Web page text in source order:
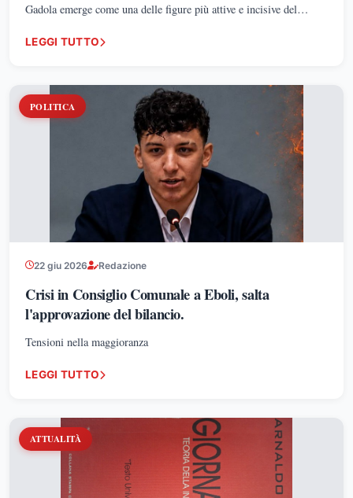
Gadola emerge come una delle figure più attive e incisive del
modello di leadership territoriale determinata, strutturata e in
LEGGI TUTTO
POLITICA
22 giu 2026 Redazione
Crisi in Consiglio Comunale a Eboli, salta
l'approvazione del bilancio.
Tensioni nella maggioranza
LEGGI TUTTO
ATTUALITÀ